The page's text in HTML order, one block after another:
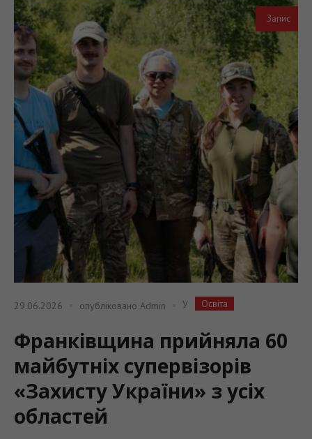
Запис
29.06.2026 опубліковано Admin У Освіта
Франківщина прийняла 60
майбутніх супервізорів
«Захисту України» з усіх
областей